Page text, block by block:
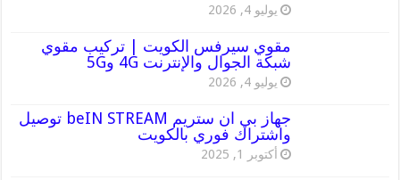
يوليو 4, 2026
مقوي سيرفس الكويت | تركيب مقوي
شبكة الجوال والإنترنت 4G و5G
يوليو 4, 2026
جهاز بي ان ستريم beIN STREAM توصيل
واشتراك فوري بالكويت
أكتوبر 1, 2025